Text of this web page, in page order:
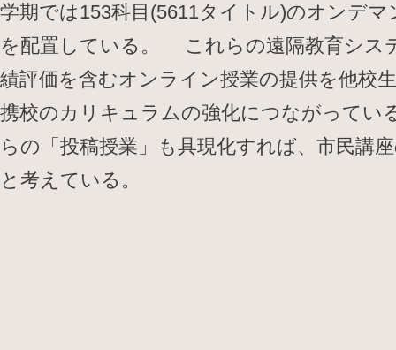
学期では153科目(5611タイトル)のオンデ
を配置している。 これらの遠隔教育シス
績評価を含むオンライン授業の提供を他校
携校のカリキュラムの強化につながってい
らの「投稿授業」も具現化すれば、市民講
と考えている。